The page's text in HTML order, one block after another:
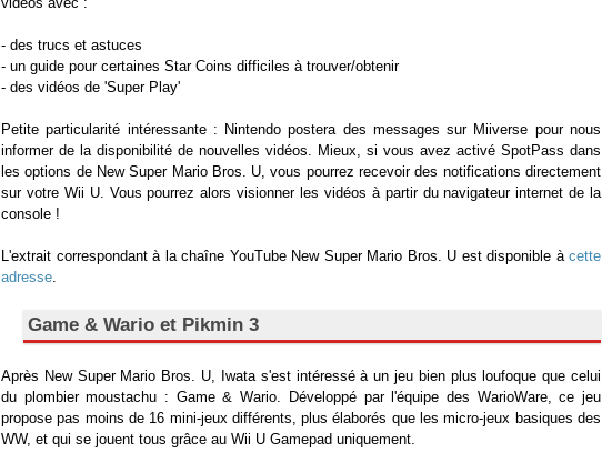
- des trucs et astuces
- un guide pour certaines Star Coins difficiles à trouver/obtenir
- des vidéos de 'Super Play'
Petite particularité intéressante : Nintendo postera des messages sur Miiverse pour nous
informer de la disponibilité de nouvelles vidéos. Mieux, si vous avez activé SpotPass dans
les options de New Super Mario Bros. U, vous pourrez recevoir des notifications directement
sur votre Wii U. Vous pourrez alors visionner les vidéos à partir du navigateur internet de la
console !
L'extrait correspondant à la chaîne YouTube New Super Mario Bros. U est disponible à cette
adresse
Game & Wario et Pikmin 3
Après New Super Mario Bros. U, Iwata s'est intéressé à un jeu bien plus loufoque que celui
du plombier moustachu : Game & Wario. Développé par l'équipe des WarioWare, ce jeu
propose pas moins de 16 mini-jeux différents, plus élaborés que les micro-jeux basiques des
WW, et qui se jouent tous grâce au Wii U Gamepad uniquement.